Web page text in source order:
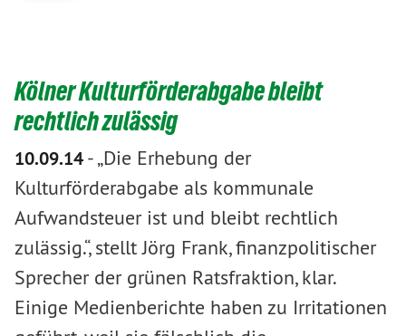
Kölner Kulturförderabgabe bleibt
rechtlich zulässig
10.09.14-„Die Erhebung der
Kulturförderabgabe als kommunale
Aufwandsteuer ist und bleibt rechtlich
zulässig.“, stellt Jörg Frank, finanzpolitischer
Sprecher der grünen Ratsfraktion, klar.
Einige Medienberichte haben zu Irritationen